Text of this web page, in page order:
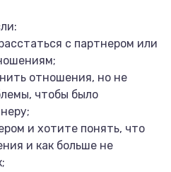
с партнером или
отношения, но не
чтобы было
и хотите понять, что
и как больше не